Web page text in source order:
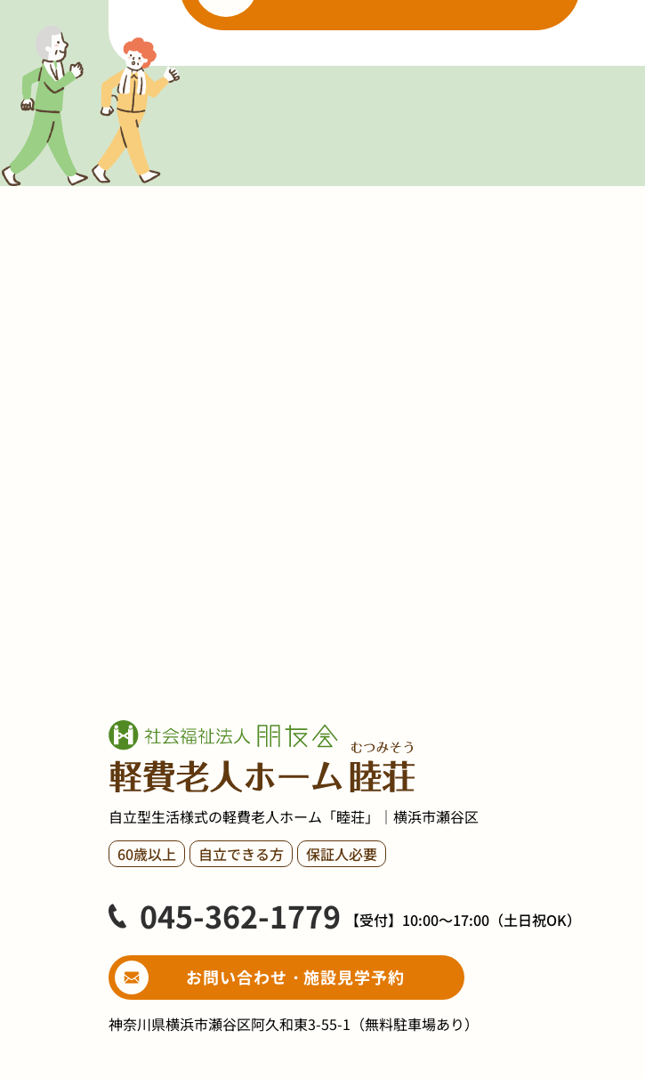
自立型生活様式の軽費老人ホーム「睦荘」｜横浜市瀬谷区
60歳以上
自立できる方 保証人必要
045-362-1779 【受付】 10:00～17:00 （土日祝OK）
お問い合わせ・施設見学予約
神奈川県横浜市瀬谷区阿久和東3-55-1 （無料駐車場あり）